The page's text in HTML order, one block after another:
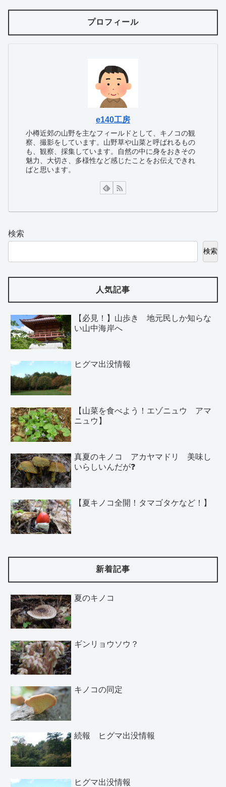
プロフィール
e140工房
小樽近郊の山野を主なフィールドとして、キノコの観
察、撮影をしています。山野草や山菜と呼ばれるもの
も、観察、採集しています。自然の中に身をおきその
魅力、大切さ、多様性など感じたことをお伝えできれ
ばと思います。
検索
検索
人気記事
【必見！】山歩き 地元民しか知らな
い山中海岸へ
ヒグマ出没情報
【山菜を食べよう！エゾニュウ アマ
ニュウ】
真夏のキノコ アカヤマドリ 美味し
いらしいんだが❓
【夏キノコ全開！タマゴタケなど！】
新着記事
夏のキノコ
ギンリョウソウ？
キノコの同定
続報 ヒグマ出没情報
ヒグマ出没情報